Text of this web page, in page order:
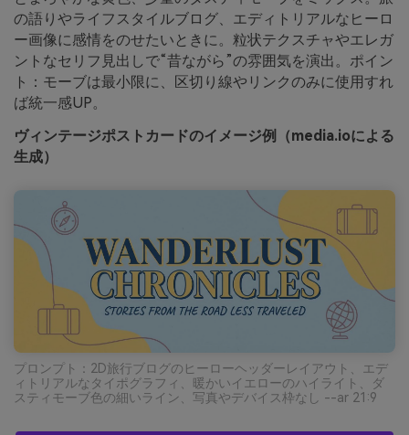
の語りやライフスタイルブログ、エディトリアルなヒーロ
ー画像に感情をのせたいときに。粒状テクスチャやエレガ
ントなセリフ見出しで“昔ながら”の雰囲気を演出。ポイン
ト：モーブは最小限に、区切り線やリンクのみに使用すれ
ば統一感UP。
ヴィンテージポストカードのイメージ例（media.ioによる
生成）
プロンプト：2D旅行ブログのヒーローヘッダーレイアウト、エデ
ィトリアルなタイポグラフィ、暖かいイエローのハイライト、ダ
スティモーブ色の細いライン、写真やデバイス枠なし --ar 21:9